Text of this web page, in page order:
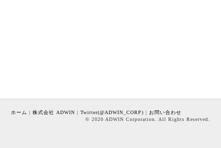
ホーム |株式会社 ADWIN |Twitter(@ADWIN_CORP) | お問い合わせ
© 2020 ADWIN Corporation. All Rights Reserved.